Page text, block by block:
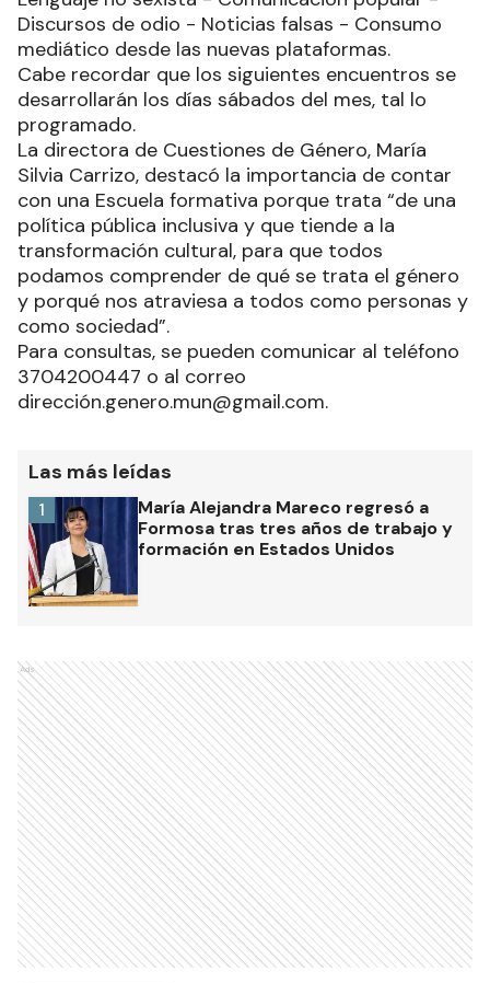
Discursos de odio - Noticias falsas - Consumo
mediático desde las nuevas plataformas.
Cabe recordar que los siguientes encuentros se
desarrollarán los días sábados del mes, tal lo
programado.
La directora de Cuestiones de Género, María
Silvia Carrizo, destacó la importancia de contar
con una Escuela formativa porque trata “de una
política pública inclusiva y que tiende a la
transformación cultural, para que todos
podamos comprender de qué se trata el género
y porqué nos atraviesa a todos como personas y
como sociedad”.
Para consultas, se pueden comunicar al teléfono
3704200447 o al correo
dirección.genero.mun@gmail.com.
Las más leídas
María Alejandra Mareco regresó a
Formosa tras tres años de trabajo y
formación en Estados Unidos
1
Ads